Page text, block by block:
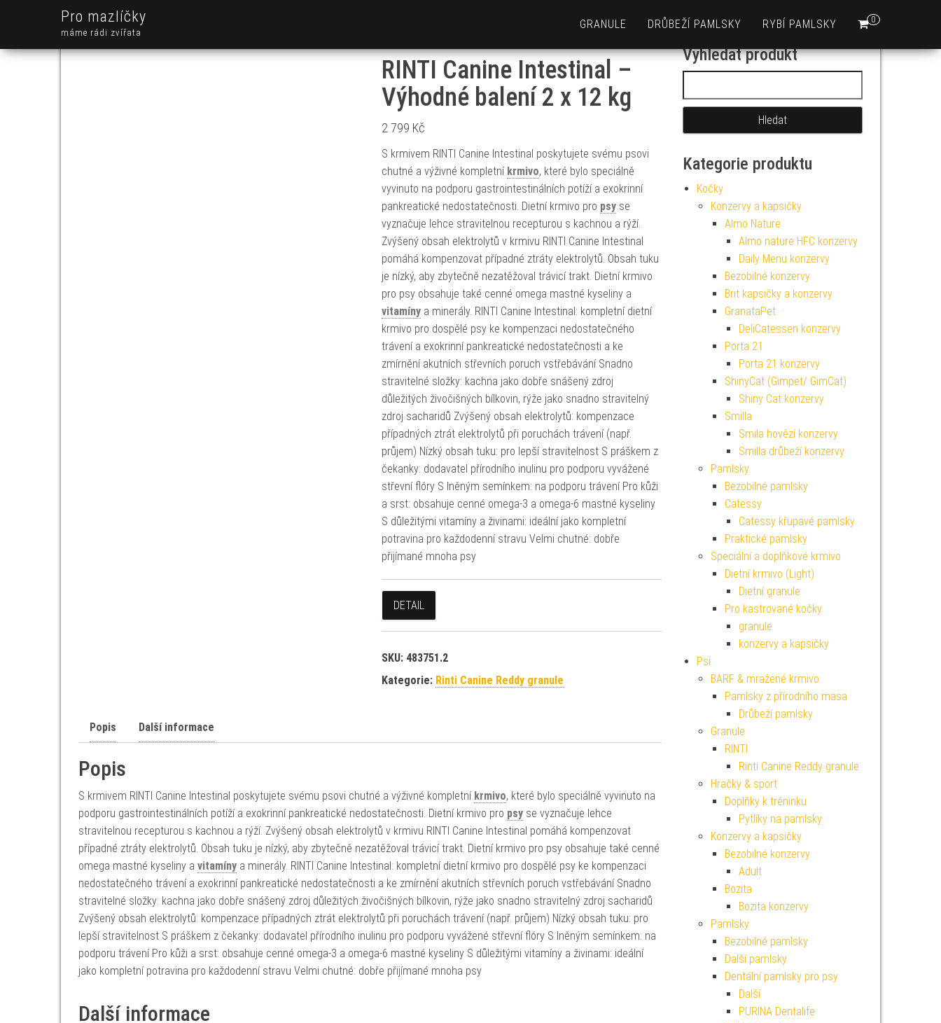
Pro mazlíčky
máme rádi zvířata
0
GRANULE DRŮBEŽÍ PAMLSKY RYBÍ PAMLSKY
RINTI Canine Intestinal –
Výhodné balení 2 x 12 kg
2 799 Kč
S krmivem RINTI Canine Intestinal poskytujete svému psovi
chutné a výživné kompletní krmivo, které bylo speciálně
vyvinuto na podporu gastrointestinálních potíží a exokrinní
pankreatické nedostatečnosti. Dietní krmivo pro psyse
vyznačuje lehce stravitelnou recepturou s kachnou a rýží.
Zvýšený obsah elektrolytů v krmivu RINTI Canine Intestinal
pomáhá kompenzovat případné ztráty elektrolytů. Obsah tuku
je nízký, aby zbytečně nezatěžoval trávicí trakt. Dietní krmivo
pro psy obsahuje také cenné omega mastné kyseliny a
vitamínya minerály. RINTI Canine Intestinal: kompletní dietní
krmivo pro dospělé psy ke kompenzaci nedostatečného
trávení a exokrinní pankreatické nedostatečnosti a ke
zmírnění akutních střevních poruch vstřebávání Snadno
stravitelné složky: kachna jako dobře snášený zdroj
důležitých živočišných bílkovin, rýže jako snadno stravitelný
zdroj sacharidů Zvýšený obsah elektrolytů: kompenzace
případných ztrát elektrolytů při poruchách trávení (např.
průjem) Nízký obsah tuku: pro lepší stravitelnost S práškem z
čekanky: dodavatel přírodního inulinu pro podporu vyvážené
střevní flóry S lněným semínkem: na podporu trávení Pro kůži
a srst: obsahuje cenné omega-3 a omega-6 mastné kyseliny
S důležitými vitamíny a živinami: ideální jako kompletní
potravina pro každodenní stravu Velmi chutné: dobře
přijímané mnoha psy
DETAIL
SKU: 483751.2
Kategorie: Rinti Canine Reddy granule
Popis Další informace
Popis
S krmivem RINTI Canine Intestinal poskytujete svému psovi chutné a výživné kompletní krmivo, které bylo speciálně vyvinuto na
podporu gastrointestinálních potíží a exokrinní pankreatické nedostatečnosti. Dietní krmivo pro psy se vyznačuje lehce
stravitelnou recepturou s kachnou a rýží. Zvýšený obsah elektrolytů v krmivu RINTI Canine Intestinal pomáhá kompenzovat
případné ztráty elektrolytů. Obsah tuku je nízký, aby zbytečně nezatěžoval trávicí trakt. Dietní krmivo pro psy obsahuje také cenné
omega mastné kyseliny a vitamíny a minerály. RINTI Canine Intestinal: kompletní dietní krmivo pro dospělé psy ke kompenzaci
nedostatečného trávení a exokrinní pankreatické nedostatečnosti a ke zmírnění akutních střevních poruch vstřebávání Snadno
stravitelné složky: kachna jako dobře snášený zdroj důležitých živočišných bílkovin, rýže jako snadno stravitelný zdroj sacharidů
Zvýšený obsah elektrolytů: kompenzace případných ztrát elektrolytů při poruchách trávení (např. průjem) Nízký obsah tuku: pro
lepší stravitelnost S práškem z čekanky: dodavatel přírodního inulinu pro podporu vyvážené střevní flóry S lněným semínkem: na
podporu trávení Pro kůži a srst: obsahuje cenné omega-3 a omega-6 mastné kyseliny S důležitými vitamíny a živinami: ideální
jako kompletní potravina pro každodenní stravu Velmi chutné: dobře přijímané mnoha psy
Další informace
Vyhledat produkt
Kategorie produktu
Kočky
Konzervy a kapsičky
Almo Nature
Almo nature HFC konzervy
Daily Menu konzervy
Bezobilné konzervy
Brit kapsičky a konzervy
GranataPet
DeliCatessen konzervy
Porta 21
Porta 21 konzervy
ShinyCat (Gimpet/ GimCat)
Shiny Cat konzervy
Smilla
Smila hovězí konzervy
Smilla drůbeží konzervy
Pamlsky
Bezobilné pamlsky
Catessy
Catessy křupavé pamlsky
Praktické pamlsky
Speciální a doplňkové krmivo
Dietní krmivo (Light)
Dietní granule
Pro kastrované kočky
granule
konzervy a kapsičky
Psi
BARF & mražené krmivo
Pamlsky z přírodního masa
Drůbeží pamlsky
Granule
RINTI
Rinti Canine Reddy granule
Hračky & sport
Doplňky k tréninku
Pytlíky na pamlsky
Konzervy a kapsičky
Bezobilné konzervy
Adult
Bozita
Bozita konzervy
Pamlsky
Bezobilné pamlsky
Další pamlsky
Dentální pamlsky pro psy
Další
PURINA Dentalife